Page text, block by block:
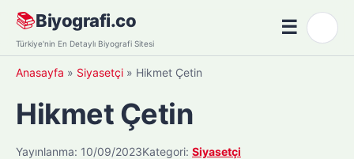
Skip
content
📚Biyografi.co
Türkiye'nin En Detaylı Biyografi Sitesi
☰Menü
Anasayfa » Siyasetçi » Hikmet Çetin
Hikmet Çetin
Yayınlanma: 10/09/2023Kategori: Siyasetçi